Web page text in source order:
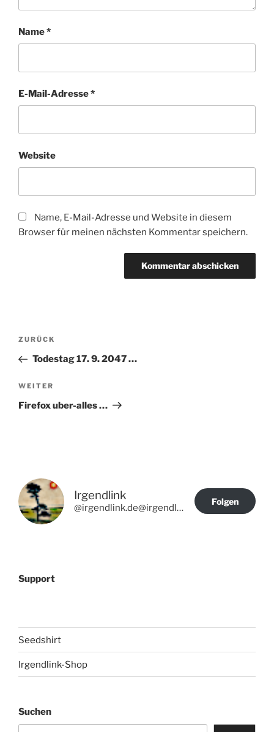
Name*
E-Mail-Adresse*
Website
Name, E-Mail-Adresse und Website in diesem
Browser für meinen nächsten Kommentar speichern.
Beitragsnavigation
Vorheriger
Beitrag
ZURÜCK
Todestag 17. 9. 2047 …
Nächster
Beitrag
WEITER
Firefox uber-alles …
Irgendlink
@irgendlink.de@irgendlink.de
Folgen
Support
Seedshirt
Irgendlink-Shop
Suchen